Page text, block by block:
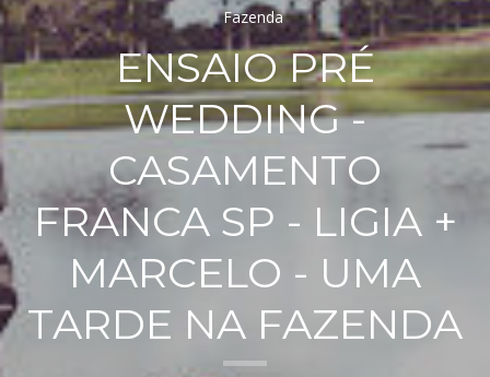
ENSAIO PRÉ
WEDDING -
CASAMENTO
FRANCA SP - LIGIA +
MARCELO - UMA
TARDE NA FAZENDA